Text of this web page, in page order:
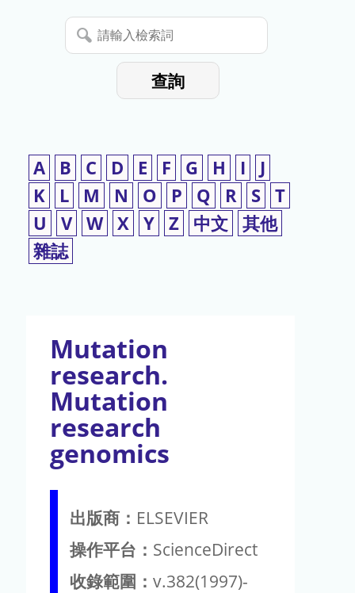
暫
停
請
輸
查詢
A B C D E F G H I
J
K
L M N O P Q R S T
U
V W X Y Z 中文 其他
雜誌
Mutation
research.
Mutation
research
genomics
出版商： ELSEVIER
操作平台： ScienceDirect
收錄範圍： v.382(1997)-